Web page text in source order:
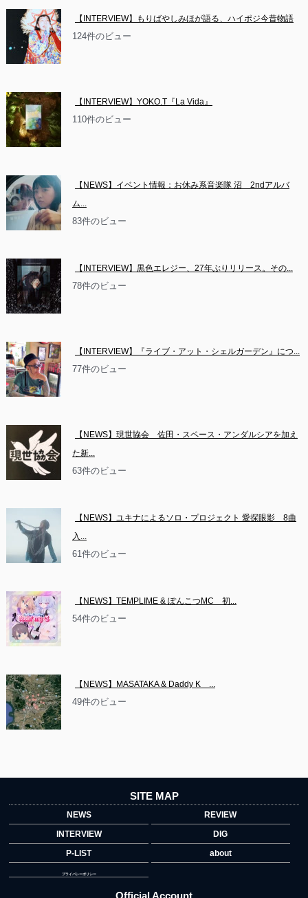
【INTERVIEW】もりばやしみほが語る、ハイポジ今昔物語
124件のビュー
【INTERVIEW】YOKO.T『La Vida』
110件のビュー
【NEWS】イベント情報：お休み系音楽隊 沼　2ndアルバ
ム...
83件のビュー
【INTERVIEW】黒色エレジー、27年ぶりリリース。その...
78件のビュー
【INTERVIEW】『ライブ・アット・シェルガーデン』につ...
77件のビュー
【NEWS】現世協会　佐田・スペース・アンダルシアを加え
た新...
63件のビュー
【NEWS】ユキナによるソロ・プロジェクト 愛探眼影　8曲
入...
61件のビュー
【NEWS】TEMPLIME & ぽんこつMC　初...
54件のビュー
【NEWS】MASATAKA & Daddy K　...
49件のビュー
SITE MAP
NEWS
REVIEW
INTERVIEW
DIG
P-LIST
about
プライバシーポリシー
Official Account